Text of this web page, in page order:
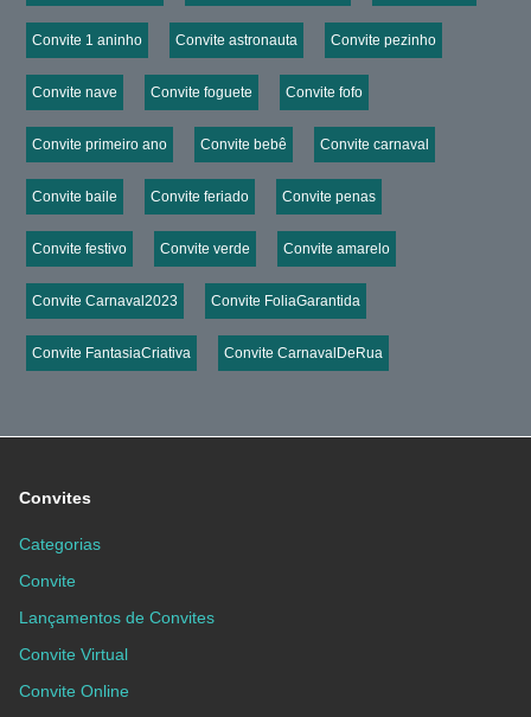
Convite 1 aninho Convite astronauta Convite pezinho
Convite nave Convite foguete Convite fofo
Convite primeiro ano Convite bebê Convite carnaval
Convite baile Convite feriado Convite penas
Convite festivo Convite verde Convite amarelo
Convite Carnaval2023 Convite FoliaGarantida
Convite FantasiaCriativa Convite CarnavalDeRua
Convites
Categorias
Convite
Lançamentos de Convites
Convite Virtual
Convite Online